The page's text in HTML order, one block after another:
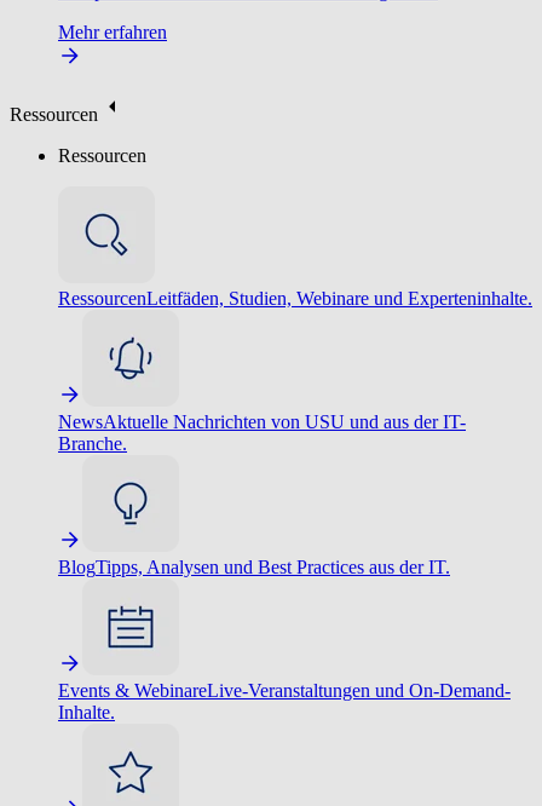
Mehr erfahren
Ressourcen
Ressourcen
RessourcenLeitfäden, Studien, Webinare und Experteninhalte.
NewsAktuelle Nachrichten von USU und aus der IT-
Branche.
BlogTipps, Analysen und Best Practices aus der IT.
Events & WebinareLive-Veranstaltungen und On-Demand-
Inhalte.